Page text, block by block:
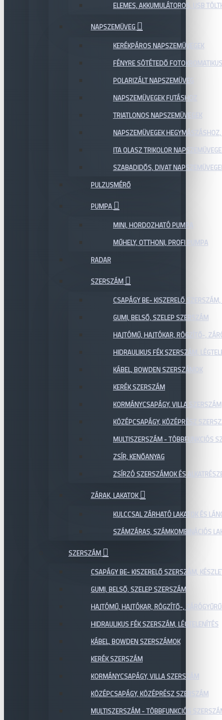
ELEMES, AKKUMULÁTOROS, USB
NAPSZEMÜVEG
KERÉKPÁROS NAPSZEMÜVEGEK
FÉNYRE SÖTÉTEDŐ
POLARIZÁLT NAPSZEMÜVEG
NAPSZEMÜVEGEK FUTÁSHOZ
TRIATLONOS NAPSZEMÜVEGEK
NAPSZEMÜVEGEK
ITA OLASZ TRIKOLOR
SZABADIDŐS, DIVAT
PULZUSMÉRŐ
PUMPA
MINI, HORDOZHATÓ PUMPA
MŰHELY, OTTHONI, PROFI PUMPA
RADAR
SZERSZÁM
CSAPÁGY BE- KISZERELŐ
GUMI, BELSŐ, SZELEP SZERSZÁM
HAJTÓMŰ, HAJTÓKAR, RÖGZÍTŐ-,
HIDRAULIKUS FÉK SZERSZÁM,
KÁBEL, BOWDEN SZERSZÁMOK
KERÉK SZERSZÁM
KORMÁNYCSAPÁGY, VILLA SZERSZÁM
KÖZÉPCSAPÁGY, KÖZÉPRÉSZ
MULTISZERSZÁM - TÖBBFUNKCIÓS
ZSÍR, KENŐANYAG
ZSÍRZÓ SZERSZÁMOK ÉS
ZÁRAK, LAKATOK
KULCCSAL ZÁRHATÓ LAKATOK ÉS
SZÁMZÁRAS, SZÁMKOMBINÁCIÓS
SZERSZÁM
CSAPÁGY BE- KISZERELŐ SZERSZÁM,
GUMI, BELSŐ, SZELEP SZERSZÁM
HAJTÓMŰ, HAJTÓKAR, RÖGZÍTŐ-,
HIDRAULIKUS FÉK SZERSZÁM, LÉGTELENÍTÉS
KÁBEL, BOWDEN SZERSZÁMOK
KERÉK SZERSZÁM
KORMÁNYCSAPÁGY, VILLA SZERSZÁM
KÖZÉPCSAPÁGY, KÖZÉPRÉSZ SZERSZÁM
MULTISZERSZÁM - TÖBBFUNKCIÓS